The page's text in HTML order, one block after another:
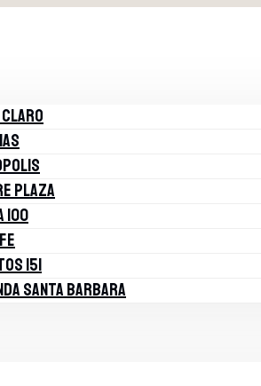
PLAZA
100
151
SANTA BARBARA